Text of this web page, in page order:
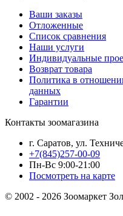
Ваши заказы
Отложенные
Список сравнения
Наши услуги
Индивидуальные
Возврат товара
Политика в
данных
Гарантии
Контакты зоомагазина
г. Саратов, ул.
+7(845)257-00-09
Пн-Вс 9:00-21:00
Посмотреть на карте
© 2002 - 2026 Зоомаркет